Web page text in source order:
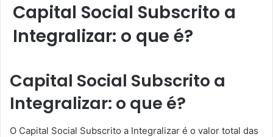
Capital Social Subscrito a
Integralizar: o que é?
Capital Social Subscrito a
Integralizar: o que é?
O Capital Social Subscrito a Integralizar é o valor total das